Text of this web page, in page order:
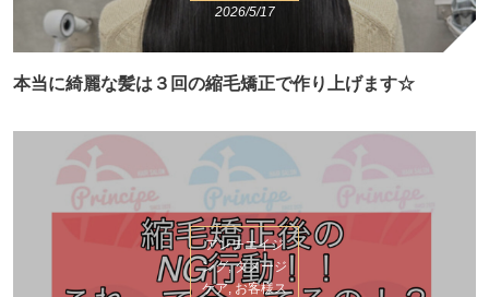
2026/5/17
本当に綺麗な髪は３回の縮毛矯正で作り上げます☆
アンチエイジ
ング, ダメージ
ケア, お客様ス